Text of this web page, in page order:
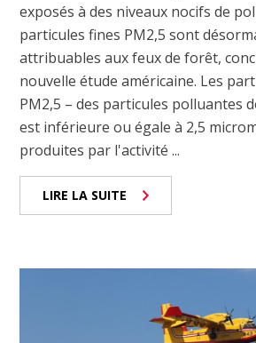
exposés à des niveaux nocifs de
particules fines PM2,5 sont
attribuables aux feux de forêt,
nouvelle étude américaine. Les
PM2,5 – des particules polluantes
est inférieure ou égale à 2,5
produites par l'activité ...
LIRE LA SUITE